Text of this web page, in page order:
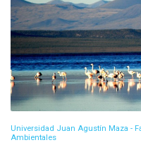
Universidad Juan Agustín Maza -
Ambientales